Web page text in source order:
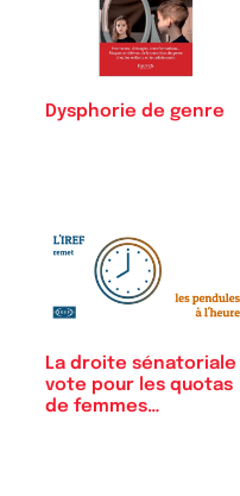
Dysphorie de genre
La droite sénatoriale
vote pour les quotas
de femmes…